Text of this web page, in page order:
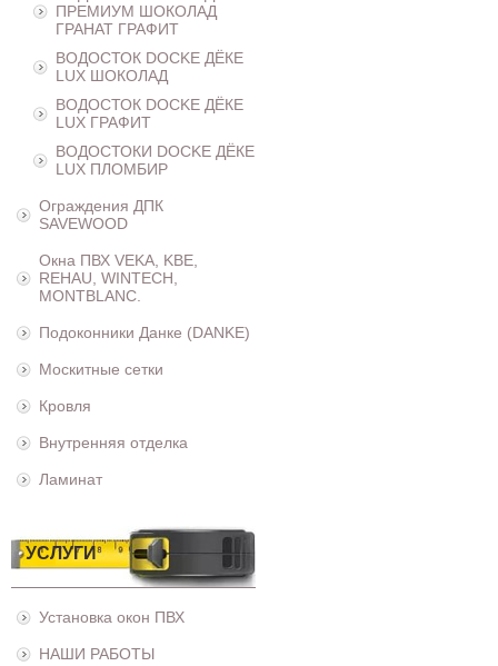
ПРЕМИУМ ШОКОЛАД
ГРАНАТ ГРАФИТ
ВОДОСТОК DOCKE ДЁКЕ
LUX ШОКОЛАД
ВОДОСТОК DOCKE ДЁКЕ
LUX ГРАФИТ
ВОДОСТОКИ DOCKE ДЁКЕ
LUX ПЛОМБИР
Ограждения ДПК
SAVEWOOD
Окна ПВХ VEKA, KBE,
REHAU, WINTECH,
MONTBLANC.
Подоконники Данке (DANKE)
Москитные сетки
Кровля
Внутренняя отделка
Ламинат
УСЛУГИ
Установка окон ПВХ
НАШИ РАБОТЫ